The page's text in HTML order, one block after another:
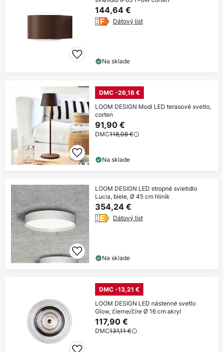
144,64 €
Dátový list
Na sklade
DMC -26,18 €
LOOM DESIGN Modi LED terasové svetlo,
corten
91,90 €
DMC118,08 €
Na sklade
LOOM DESIGN LED stropné svietidlo
Lucia, biele, Ø 45 cm hliník
354,24 €
Dátový list
Na sklade
DMC -13,21 €
LOOM DESIGN LED nástenné svetlo
Glow, čierne/číre Ø 16 cm akryl
117,90 €
DMC131,11 €